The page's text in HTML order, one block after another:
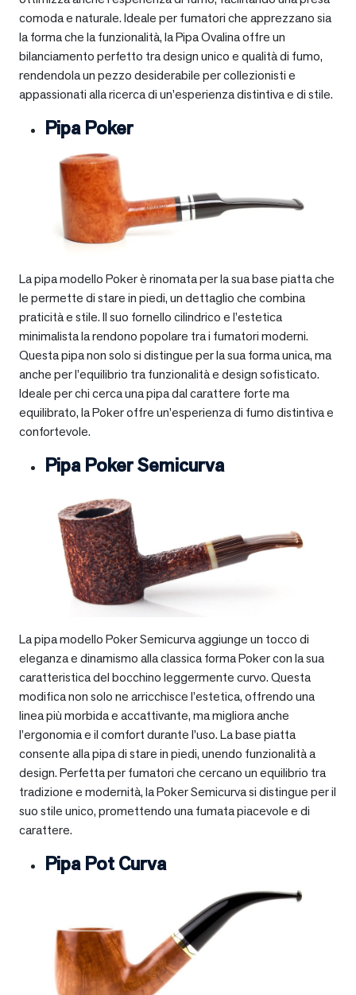
comoda e naturale. Ideale per fumatori che apprezzano sia
la forma che la funzionalità, la Pipa Ovalina offre un
bilanciamento perfetto tra design unico e qualità di fumo,
rendendola un pezzo desiderabile per collezionisti e
appassionati alla ricerca di un’esperienza distintiva e di stile.
Pipa Poker
La pipa modello Poker è rinomata per la sua base piatta che
le permette di stare in piedi, un dettaglio che combina
praticità e stile. Il suo fornello cilindrico e l’estetica
minimalista la rendono popolare tra i fumatori moderni.
Questa pipa non solo si distingue per la sua forma unica, ma
anche per l’equilibrio tra funzionalità e design sofisticato.
Ideale per chi cerca una pipa dal carattere forte ma
equilibrato, la Poker offre un’esperienza di fumo distintiva e
confortevole.
Pipa Poker Semicurva
La pipa modello Poker Semicurva aggiunge un tocco di
eleganza e dinamismo alla classica forma Poker con la sua
caratteristica del bocchino leggermente curvo. Questa
modifica non solo ne arricchisce l’estetica, offrendo una
linea più morbida e accattivante, ma migliora anche
l’ergonomia e il comfort durante l’uso. La base piatta
consente alla pipa di stare in piedi, unendo funzionalità a
design. Perfetta per fumatori che cercano un equilibrio tra
tradizione e modernità, la Poker Semicurva si distingue per il
suo stile unico, promettendo una fumata piacevole e di
carattere.
Pipa Pot Curva